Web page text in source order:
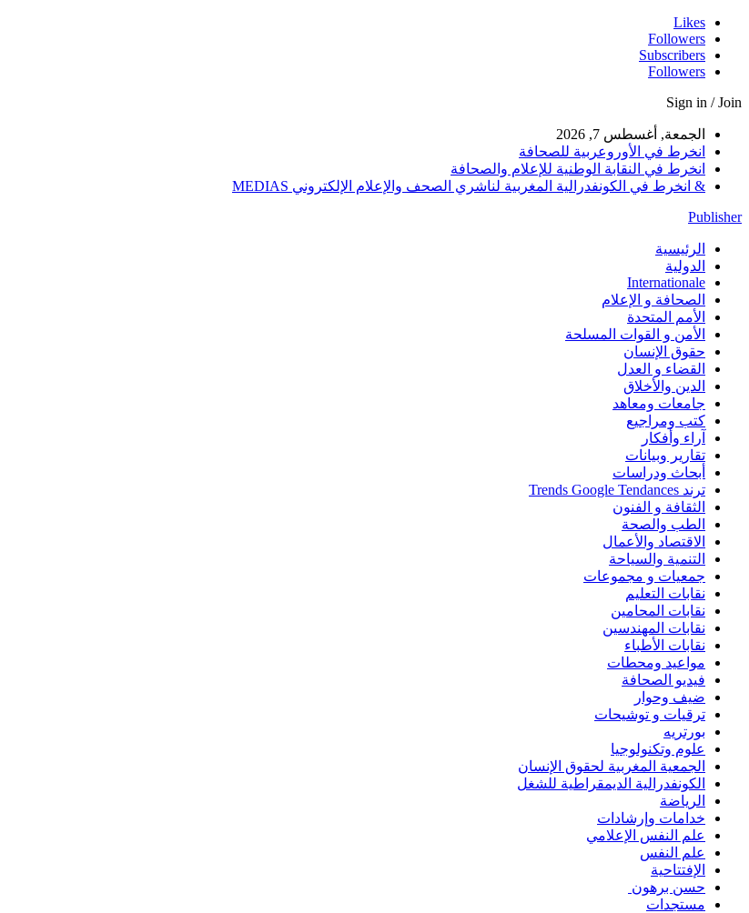
Likes
Followers
Subscribers
Followers
Sign in / Join
الجمعة, أغسطس 7, 2026
انخرط في الأوروعربية للصحافة
انخرط في النقابة الوطنية للإعلام والصحافة
& انخرط في الكونفدرالية المغربية لناشري الصحف والإعلام الإلكتروني MEDIAS
Publisher
الرئيسية
الدولية
Internationale
الصحافة و الإعلام
الأمم المتحدة
الأمن و القوات المسلحة
حقوق الإنسان
القضاء و العدل
الدين والأخلاق
جامعات ومعاهد
كتب ومراجيع
آراء وأفكار
تقارير وبيانات
أبحاث ودراسات
ترند Trends Google Tendances
الثقافة و الفنون
الطب والصحة
الاقتصاد والأعمال
التنمية والسياحة
جمعيات و مجموعات
نقابات التعليم
نقابات المحامين
نقابات المهندسين
نقابات الأطباء
مواعيد ومحطات
فيديو الصحافة
ضيف وحوار
ترقيات و توشيحات
بورتريه
علوم وتكنولوجيا
الجمعية المغربية لحقوق الإنسان
الكونفدرالية الديمقراطية للشغل
الرياضة
خدامات وإرشادات
علم النفس الإعلامي
علم النفس
الإفتتاحية
حسن برهون
مستجدات